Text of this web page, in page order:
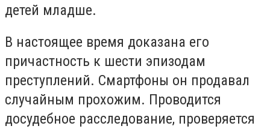
детей младше.
В настоящее время доказана его
причастность к шести эпизодам
преступлений. Смартфоны он продавал
случайным прохожим. Проводится
досудебное расследование, проверяется